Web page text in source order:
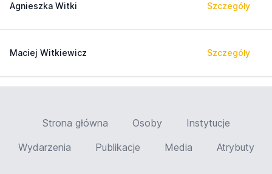
Agnieszka Witki Szczegóły
Maciej Witkiewicz Szczegóły
Strona główna Osoby
Instytucje
Wydarzenia
Publikacje Media Atrybuty